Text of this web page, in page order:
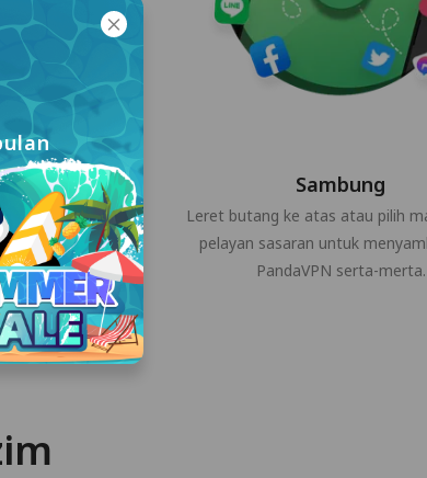
akan
3 hari
anda
Sambung
Leret butang ke atas atau pilih
pelayan sasaran untuk
PandaVPN serta-merta.